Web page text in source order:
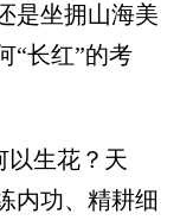
是坐拥山海美
“长红”的考
生花？天
内功、精耕细